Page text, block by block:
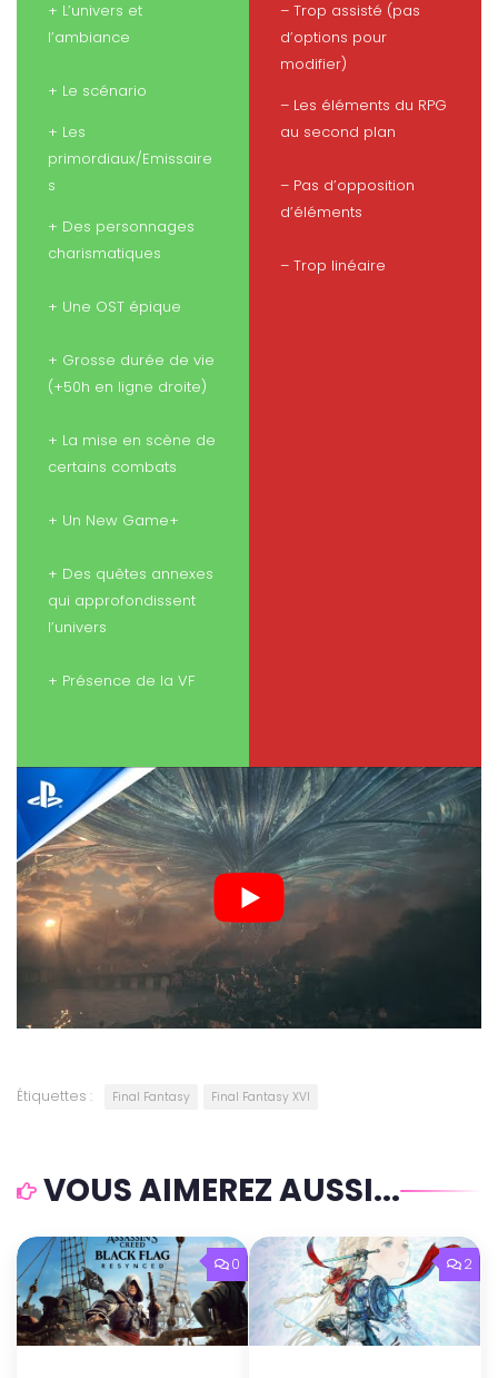
+ L’univers et
l’ambiance
+ Le scénario
+ Les
primordiaux/Emissaire
s
+ Des personnages
charismatiques
+ Une OST épique
+ Grosse durée de vie
(+50h en ligne droite)
+ La mise en scène de
certains combats
+ Un New Game+
+ Des quêtes annexes
qui approfondissent
l’univers
+ Présence de la VF
– Trop assisté (pas
d’options pour
modifier)
– Les éléments du RPG
au second plan
– Pas d’opposition
d’éléments
– Trop linéaire
Étiquettes : Final Fantasy Final Fantasy XVI
VOUS AIMEREZ AUSSI...
0 2